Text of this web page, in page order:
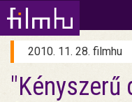
2010. 11. 28. filmhu
"Kényszerű